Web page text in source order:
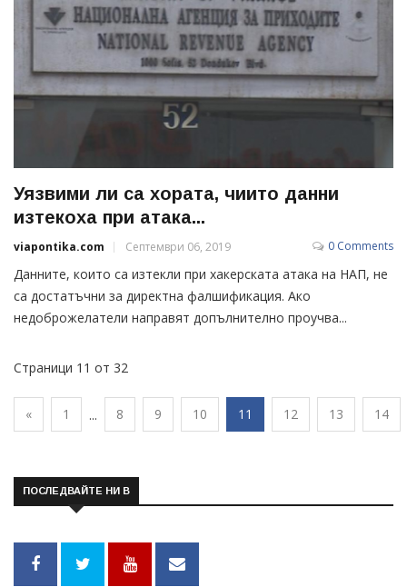
Уязвими ли са хората, чиито данни
изтекоха при атака...
viapontika.com Септември 06, 2019 0 Comments
Данните, които са изтекли при хакерската атака на НАП, не
са достатъчни за директна фалшификация. Ако
недоброжелатели направят допълнително проучва...
Страници 11 от 32
« 1 ... 8 9 10 11 12 13 14
ПОСЛЕДВАЙТЕ НИ В